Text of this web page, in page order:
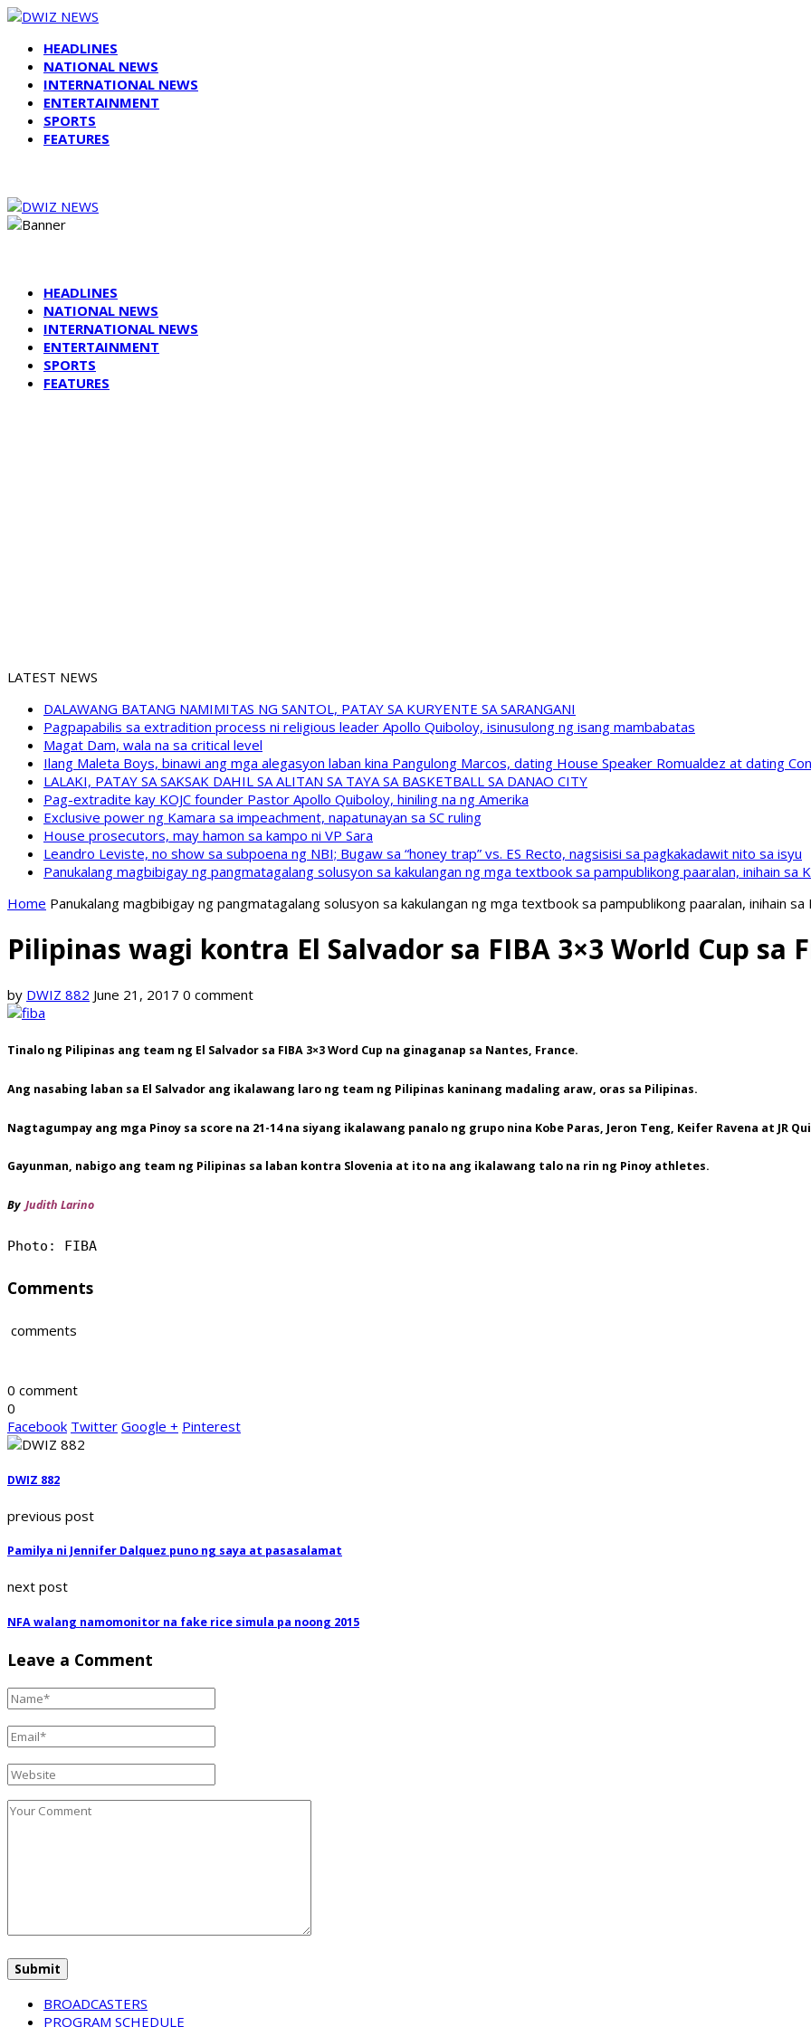
HEADLINES
NATIONAL NEWS
INTERNATIONAL NEWS
ENTERTAINMENT
SPORTS
FEATURES
HEADLINES
NATIONAL NEWS
INTERNATIONAL NEWS
ENTERTAINMENT
SPORTS
FEATURES
LATEST NEWS
DALAWANG BATANG NAMIMITAS NG SANTOL, PATAY SA KURYENTE SA SARANGANI
Pagpapabilis sa extradition process ni religious leader Apollo Quiboloy, isinusulong ng isang mambabatas
Magat Dam, wala na sa critical level
Ilang Maleta Boys, binawi ang mga alegasyon laban kina Pangulong Marcos, dating House Speaker Romualdez at dating
LALAKI, PATAY SA SAKSAK DAHIL SA ALITAN SA TAYA SA BASKETBALL SA DANAO CITY
Pag-extradite kay KOJC founder Pastor Apollo Quiboloy, hiniling na ng Amerika
Exclusive power ng Kamara sa impeachment, napatunayan sa SC ruling
House prosecutors, may hamon sa kampo ni VP Sara
Leandro Leviste, no show sa subpoena ng NBI; Bugaw sa “honey trap” vs. ES Recto, nagsisisi sa pagkakadawit nito sa isyu
Panukalang magbibigay ng pangmatagalang solusyon sa kakulangan ng mga textbook sa pampublikong paaralan, inihain sa
Home Panukalang magbibigay ng pangmatagalang solusyon sa kakulangan ng mga textbook sa pampublikong paaralan, inihain sa
Pilipinas wagi kontra El Salvador sa FIBA 3×3 World Cup sa
by DWIZ 882 June 21, 2017 0 comment
Tinalo ng Pilipinas ang team ng El Salvador sa FIBA 3×3 Word Cup na ginaganap sa Nantes, France.
Ang nasabing laban sa El Salvador ang ikalawang laro ng team ng Pilipinas kaninang madaling araw, oras sa Pilipinas.
Nagtagumpay ang mga Pinoy sa score na 21-14 na siyang ikalawang panalo ng grupo nina Kobe Paras, Jeron Teng, Keifer Ravena at JR
Gayunman, nabigo ang team ng Pilipinas sa laban kontra Slovenia at ito na ang ikalawang talo na rin ng Pinoy athletes.
By Judith Larino
Photo: FIBA
Comments
comments
0 comment
0
Facebook Twitter Google + Pinterest
DWIZ 882
previous post
Pamilya ni Jennifer Dalquez puno ng saya at pasasalamat
next post
NFA walang namomonitor na fake rice simula pa noong 2015
Leave a Comment
BROADCASTERS
PROGRAM SCHEDULE